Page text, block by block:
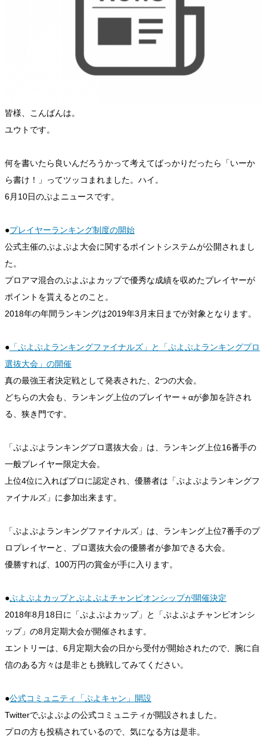
皆様、こんばんは。
ユウトです。
何を書いたら良いんだろうかって考えてばっかりだったら「いーか
ら書け！」ってツッコまれました。ハイ。
6月10日のぷよニュースです。
●プレイヤーランキング制度の開始
公式主催のぷよぷよ大会に関するポイントシステムが公開されまし
た。
プロアマ混合のぷよぷよカップで優秀な成績を収めたプレイヤーが
ポイントを貰えるとのこと。
2018年の年間ランキングは2019年3月末日までが対象となります。
● 「ぷよぷよランキングファイナルズ」と「ぷよぷよランキングプロ
選抜大会」の開催
真の最強王者決定戦として発表された、2つの大会。
どちらの大会も、ランキング上位のプレイヤー＋αが参加を許され
る、狭き門です。
「ぷよぷよランキングプロ選抜大会」は、ランキング上位16番手の
一般プレイヤー限定大会。
上位4位に入ればプロに認定され、優勝者は「ぷよぷよランキングフ
ァイナルズ」に参加出来ます。
「ぷよぷよランキングファイナルズ」は、ランキング上位7番手のプ
ロプレイヤーと、プロ選抜大会の優勝者が参加できる大会。
優勝すれば、100万円の賞金が手に入ります。
●ぷよぷよカップとぷよぷよチャンピオンシップが開催決定
2018年8月18日に「ぷよぷよカップ」と「ぷよぷよチャンピオンシ
ップ」の8月定期大会が開催されます。
エントリーは、6月定期大会の日から受付が開始されたので、腕に自
信のある方々は是非とも挑戦してみてください。
●公式コミュニティ「ぷよキャン」開設
Twitterでぷよぷよの公式コミュニティが開設されました。
プロの方も投稿されているので、気になる方は是非。